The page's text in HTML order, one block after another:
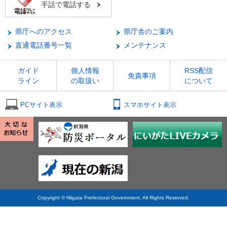
手話で電話する
県庁へのアクセス
県庁舎のご案内
直通電話番号一覧
メンテナンス
ガイド
ライン
個人情報
の取扱い
免責事項
RSS配信
について
PCサイト表示 スマホサイト表示
Copyright © Niigata Prefectural Government. All Rights Reserved.